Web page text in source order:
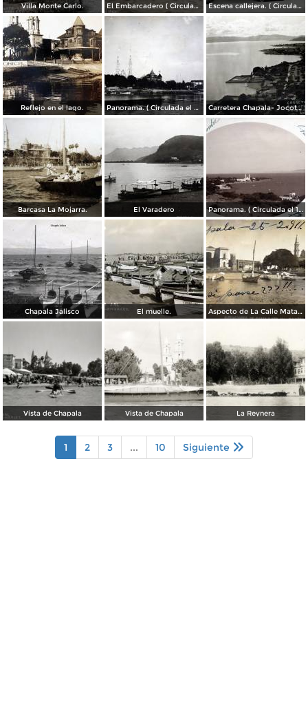
Villa Monte Carlo. El Embarcadero ( Circulada el 7 de Marzo de 1907 ). Escena callejera. ( Circulada el 28 de Mayo de 1955 ).
Reflejo en el lago. Panorama. ( Circulada el 21 de Abril de 1924 ). Carretera Chapala- Jocotepec.
Barcasa La Mojarra. El Varadero Panorama. ( Circulada el 17 de Diciembre de 1906 ).
Chapala Jalisco El muelle. Aspecto de La Calle Matamoros ( Circulada el 25 de Febrero de 1911 ).
Vista de Chapala Vista de Chapala La Reynera
1 2 3 ... 10 Siguiente